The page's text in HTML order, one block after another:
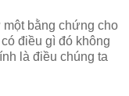
bằng chứng cho
điều gì đó không
là điều chúng ta